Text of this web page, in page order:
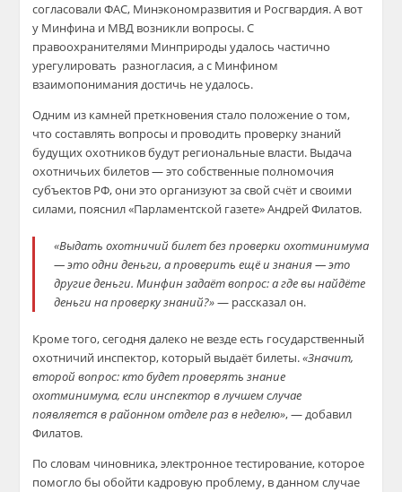
согласовали ФАС, Минэкономразвития и Росгвардия. А вот
у Минфина и МВД возникли вопросы. С
правоохранителями Минприроды удалось частично
урегулировать ​ разногласия, а с Минфином
взаимопонимания достичь не удалось.
Одним из камней преткновения стало положение о том,
что составлять вопросы и проводить проверку знаний
будущих охотников будут региональные власти. Выдача
охотничьих билетов — это собственные полномочия
субъектов РФ, они это организуют за свой счёт и своими
силами, пояснил «Парламентской газете» Андрей Филатов.
«Выдать охотничий билет без проверки охотминимума
— это одни деньги, а проверить ещё и знания — это
другие деньги. Минфин задаёт вопрос: а где вы найдёте
деньги на проверку знаний?»— рассказал он.
Кроме того, сегодня далеко не везде есть государственный
охотничий инспектор, который выдаёт билеты.«Значит,
второй вопрос: кто будет проверять знание
охотминимума, если инспектор в лучшем случае
появляется в районном отделе раз в неделю», — добавил
Филатов.
По словам чиновника, электронное тестирование, которое
помогло бы обойти кадровую проблему, в данном случае